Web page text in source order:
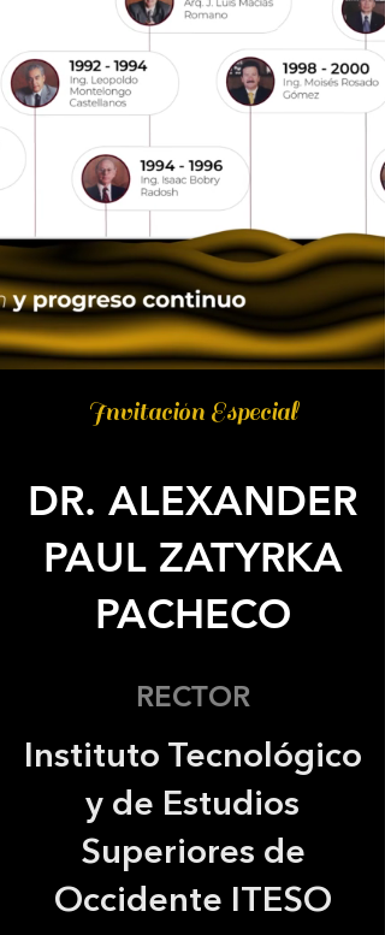
Invitación Especial
DR. ALEXANDER
PAUL ZATYRKA
PACHECO
RECTOR
Instituto Tecnológico
y de Estudios
Superiores de
Occidente ITESO